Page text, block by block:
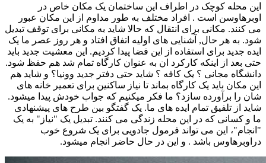
این محله کوچک در اطراف این ساختمان یک مکان خاص در
اوبرهاوسن است . افراد مختلف به طور مداوم از این مکان عبور
می کنند. مکانی برای انتقال که حالا شاید به مکانی برای توقف تبدیل
شود. به هر حال, آشنایی های اولیه اتفاق افتاد و هر روز عصر ما یک
ایده جدید برای استفاده از این فضا پیدا کردیم. این معشیت جدید باید
حتی بعد از اینکه کارکرد ان به عنوان کارگاه تمام شد هم حفظ شود.
دانشگاه مجانی ؟ یک کافه ؟ شاید حتی دفتر جدید وونیا؟ و شاید هم
این مکان باید یک کارگاه بماند تا نیاز ساکنین برای تعمیر خانه های
شان را برآورده سازد؟ ما فکر میکنیم که جواب خودش پیدا میشود.
شاید از تلفیق تمام ایده های ما. یک گفتگو بین طرح های پیشنهادی
ما و کسانی که در این محله زندگی می کنند. تبدیل یک "نیاز" به یک
"انجام"، این می تواند فرمول جادویی برای یک شروع خوب
دراوبرهاوس باشد . و این در حال حاضر انجام میشود.